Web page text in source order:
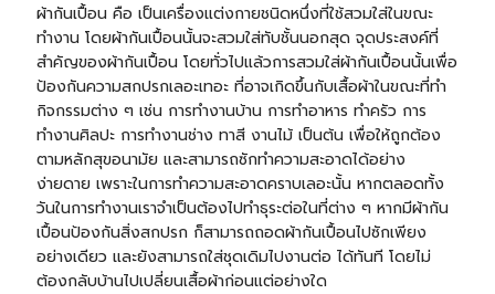
ผ้ากันเปื้อน คือ เป็นเครื่องแต่งกายชนิดหนึ่งที่ใช้สวมใส่ในขณะ
ทำงาน โดยผ้ากันเปื้อนนั้นจะสวมใส่ทับชั้นนอกสุด จุดประสงค์ที่
สำคัญของผ้ากันเปื้อน โดยทั่วไปแล้วการสวมใส่ผ้ากันเปื้อนนั้นเพื่อ
ป้องกันความสกปรกเลอะเทอะ ที่อาจเกิดขึ้นกับเสื้อผ้าในขณะที่ทำ
กิจกรรมต่าง ๆ เช่น การทำงานบ้าน การทำอาหาร ทำครัว การ
ทำงานศิลปะ การทำงานช่าง ทาสี งานไม้ เป็นต้น เพื่อให้ถูกต้อง
ตามหลักสุขอนามัย และสามารถซักทำความสะอาดได้อย่าง
ง่ายดาย เพราะในการทำความสะอาดคราบเลอะนั้น หากตลอดทั้ง
วันในการทำงานเราจำเป็นต้องไปทำธุระต่อในที่ต่าง ๆ หากมีผ้ากัน
เปื้อนป้องกันสิ่งสกปรก ก็สามารถถอดผ้ากันเปื้อนไปซักเพียง
อย่างเดียว และยังสามารถใส่ชุดเดิมไปงานต่อ ได้ทันที โดยไม่
ต้องกลับบ้านไปเปลี่ยนเสื้อผ้าก่อนแต่อย่างใด